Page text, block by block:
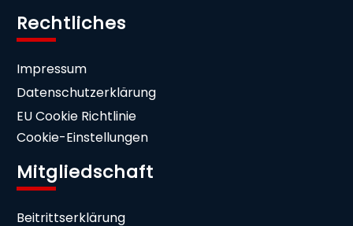
Rechtliches
Impressum
Datenschutzerklärung
EU Cookie Richtlinie
Cookie-Einstellungen
Mitgliedschaft
Beitrittserklärung